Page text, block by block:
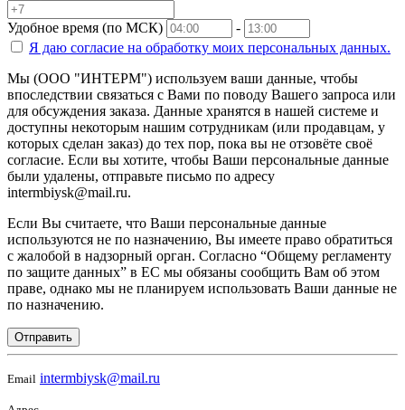
Удобное время (по МСК)
-
Я даю согласие на обработку моих персональных данных.
Мы (ООО "ИНТЕРМ") используем ваши данные, чтобы
впоследствии связаться с Вами по поводу Вашего запроса или
для обсуждения заказа. Данные хранятся в нашей системе и
доступны некоторым нашим сотрудникам (или продавцам, у
которых сделан заказ) до тех пор, пока вы не отзовёте своё
согласие. Если вы хотите, чтобы Ваши персональные данные
были удалены, отправьте письмо по адресу
intermbiysk@mail.ru.
Если Вы считаете, что Ваши персональные данные
используются не по назначению, Вы имеете право обратиться
с жалобой в надзорный орган. Согласно “Общему регламенту
по защите данных” в ЕС мы обязаны сообщить Вам об этом
праве, однако мы не планируем использовать Ваши данные не
по назначению.
Отправить
Email intermbiysk@mail.ru